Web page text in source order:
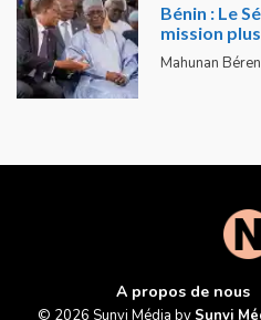
Bénin : Le
mission
Mahunan
A propos de nous